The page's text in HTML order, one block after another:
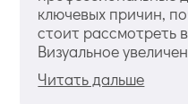
ключевых причин,
стоит рассмотреть
Визуальное
Читать дальше